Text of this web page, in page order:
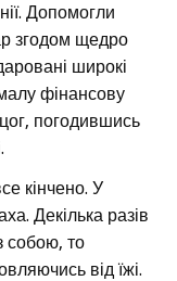
Допомогли
згодом щедро
широкі
фінансову
погодившись
кінчено. У
Декілька разів
собою, то
від їжі.